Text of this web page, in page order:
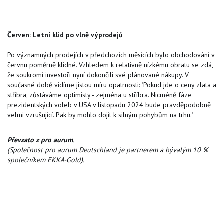
Červen: Letní klid po vlně výprodejů
Po významných prodejích v předchozích měsících bylo obchodování v
červnu poměrně klidné. Vzhledem k relativně nízkému obratu se zdá,
že soukromí investoři nyní dokončili své plánované nákupy. V
současné době vidíme jistou míru opatrnosti: "Pokud jde o ceny zlata a
stříbra, zůstáváme optimisty - zejména u stříbra. Nicméně fáze
prezidentských voleb v USA v listopadu 2024 bude pravděpodobně
velmi vzrušující. Pak by mohlo dojít k silným pohybům na trhu."
Převzato z pro aurum.
(Společnost pro aurum Deutschland je partnerem a bývalým 10 %
společníkem EKKA-Gold).